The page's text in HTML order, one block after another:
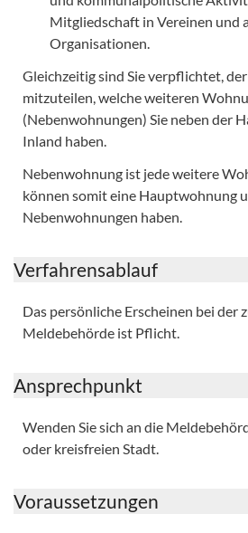
Mitgliedschaft in Vereinen und
Organisationen.
Gleichzeitig sind Sie verpflichtet,
mitzuteilen, welche weiteren
(Nebenwohnungen) Sie neben der
Inland haben.
Nebenwohnung ist jede weitere
können somit eine Hauptwohnung
Nebenwohnungen haben.
Verfahrensablauf
Das persönliche Erscheinen bei der
Meldebehörde ist Pflicht.
Ansprechpunkt
Wenden Sie sich an die
oder kreisfreien Stadt.
Voraussetzungen